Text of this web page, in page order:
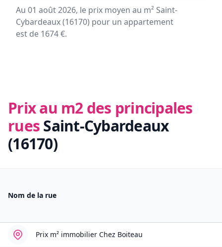
Au 01 août 2026, le prix moyen au m² Saint-
Cybardeaux (16170) pour un appartement
est de 1674 €.
Prix au m2 des principales
ruesSaint-Cybardeaux
(16170)
Nom de la rue
Prix m² immobilier Chez Boiteau